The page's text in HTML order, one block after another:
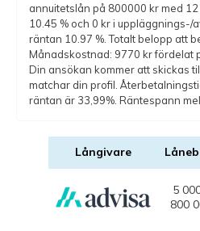
annuitetslån på 800000 kr med
10.45 % och 0 kr i uppläggnings-/
räntan 10.97 %. Totalt belopp att
Månadskostnad: 9770 kr fördelat
Din ansökan kommer att skickas
matchar din profil.
räntan är 33,99%. Räntespann
Långivare
5
800